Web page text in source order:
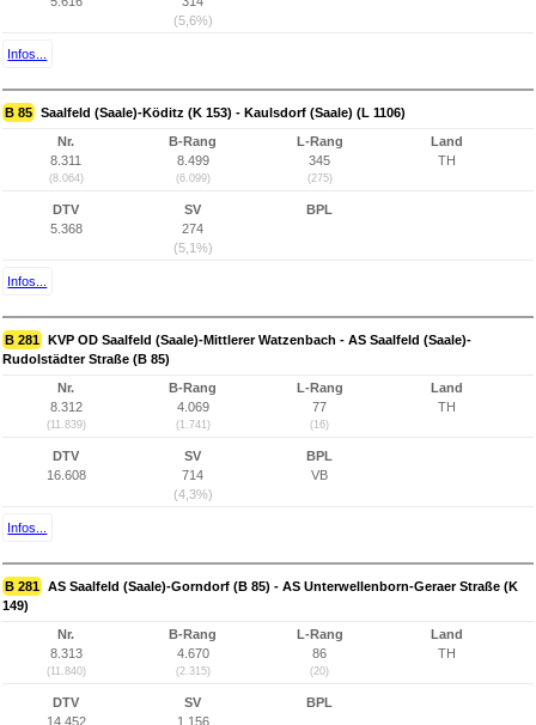
(5,6%)
Infos...
B 85 Saalfeld (Saale)-Köditz (K 153) - Kaulsdorf (Saale) (L 1106)
Nr.
8.311
(8.064)
B-Rang
8.499
(6.099)
L-Rang
345
(275)
Land
TH
DTV
5.368
SV
274
(5,1%)
BPL
Infos...
B 281 KVP OD Saalfeld (Saale)-Mittlerer Watzenbach - AS Saalfeld (Saale)-
Rudolstädter Straße (B 85)
Nr.
8.312
(11.839)
B-Rang
4.069
(1.741)
L-Rang
77
(16)
Land
TH
DTV
16.608
SV
714
(4,3%)
BPL
VB
Infos...
B 281 AS Saalfeld (Saale)-Gorndorf (B 85) - AS Unterwellenborn-Geraer Straße (K
149)
Nr.
8.313
(11.840)
B-Rang
4.670
(2.315)
L-Rang
86
(20)
Land
TH
DTV
14.452
SV
1.156
BPL